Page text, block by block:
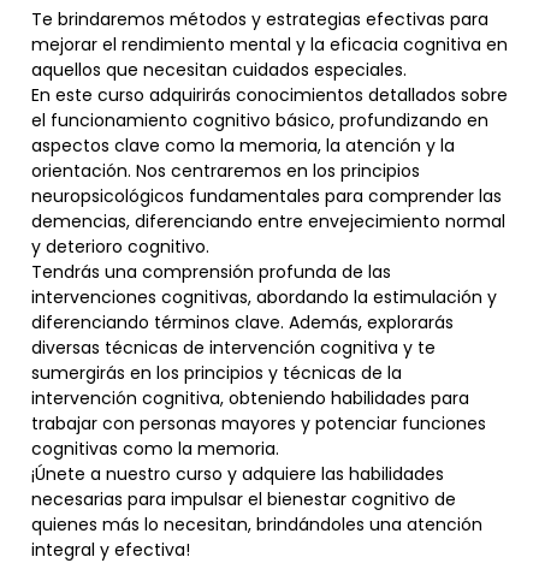
Te brindaremos métodos y estrategias efectivas para
mejorar el rendimiento mental y la eficacia cognitiva en
aquellos que necesitan cuidados especiales.
En este curso adquirirás conocimientos detallados sobre
el funcionamiento cognitivo básico, profundizando en
aspectos clave como la memoria, la atención y la
orientación. Nos centraremos en los principios
neuropsicológicos fundamentales para comprender las
demencias, diferenciando entre envejecimiento normal
y deterioro cognitivo.
Tendrás una comprensión profunda de las
intervenciones cognitivas, abordando la estimulación y
diferenciando términos clave. Además, explorarás
diversas técnicas de intervención cognitiva y te
sumergirás en los principios y técnicas de la
intervención cognitiva, obteniendo habilidades para
trabajar con personas mayores y potenciar funciones
cognitivas como la memoria.
¡Únete a nuestro curso y adquiere las habilidades
necesarias para impulsar el bienestar cognitivo de
quienes más lo necesitan, brindándoles una atención
integral y efectiva!